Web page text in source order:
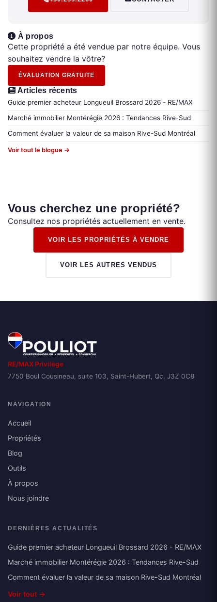
À propos
Cette propriété a été vendue par notre équipe. Vous
souhaitez vendre la vôtre?
ÉVALUATION GRATUITE
Articles récents
Guide premier acheteur Longueuil Brossard 2026 - RE/MAX
Marché immobilier Montérégie 2026 : Tendances Rive-Sud
Comment évaluer la valeur de sa maison Rive-Sud Montréal
Voir tout le blogue →
Vous cherchez une propriété?
Consultez nos propriétés actuellement en vente.
VOIR LES PROPRIÉTÉS À VENDRE
VOIR LES AUTRES VENDUS
RE/MAX Privilège
7750 Boul Cousineau, suite 103, Saint-Hubert, Qc, J3Z 0C8
NAVIGATION
Accueil
Propriétés
Blog
Outils
À propos
Nous joindre
DERNIÈRES ACTUALITÉS
Guide premier acheteur Longueuil Brossard 2026 - RE/MAX
Marché immobilier Montérégie 2026 : Tendances Rive-Sud
Comment évaluer la valeur de sa maison Rive-Sud Montréal
Voir tout →